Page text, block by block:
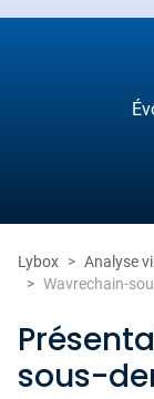
Lybox Analyse
Wavrechain-
sous-